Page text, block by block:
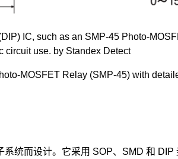
统而设计。它采用 SOP、SMD 和